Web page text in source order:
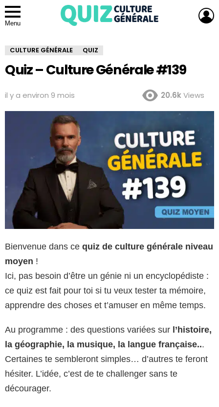
Menu
CULTURE GÉNÉRALE QUIZ
Quiz – Culture Générale #139
il y a environ 9 mois 20.6kViews
Bienvenue dans ce quiz de culture générale niveau
moyen !
Ici, pas besoin d’être un génie ni un encyclopédiste :
ce quiz est fait pour toi si tu veux tester ta mémoire,
apprendre des choses et t’amuser en même temps.
Au programme : des questions variées sur l’histoire,
la géographie, la musique, la langue française...
Certaines te sembleront simples… d’autres te feront
hésiter. L’idée, c’est de te challenger sans te
décourager.